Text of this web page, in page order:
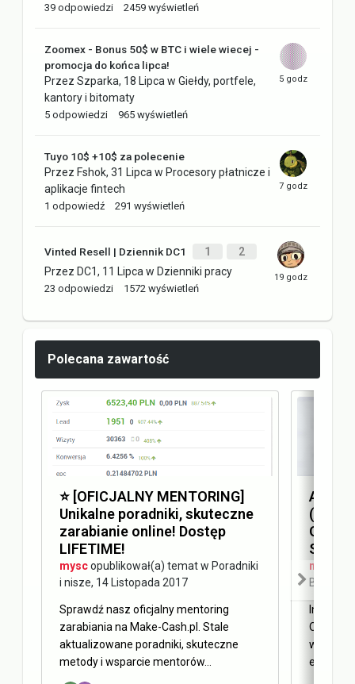
39 odpowiedzi 2459 wyświetleń
Zoomex - Bonus 50$ w BTC i wiele wiecej -
promocja do końca lipca!
Przez Szparka, 18 Lipca w Giełdy, portfele,
kantory i bitomaty
5 odpowiedzi 965 wyświetleń
Tuyo 10$ +10$ za polecenie
Przez Fshok, 31 Lipca w Procesory płatnicze i
aplikacje fintech
1 odpowiedź 291 wyświetleń
Vinted Resell | Dziennik DC1 1
2
Przez DC1, 11 Lipca w Dzienniki pracy
23 odpowiedzi 1572 wyświetleń
Polecana zawartość
⭐️ [OFICJALNY MENTORING]
Unikalne poradniki, skuteczne
zarabianie online! Dostęp
LIFETIME!
myscopublikował(a) temat w Poradniki
i nisze, 14 Listopada 2017
Sprawdź nasz oficjalny mentoring
zarabiania na Make-Cash.pl. Stale
aktualizowane poradniki, skuteczne
metody i wsparcie mentorów...
(AEO)
SEO
mysc
Blog
Internet
Obecnie
w